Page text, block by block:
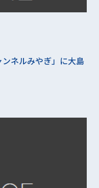
ネルみやぎ」に大島